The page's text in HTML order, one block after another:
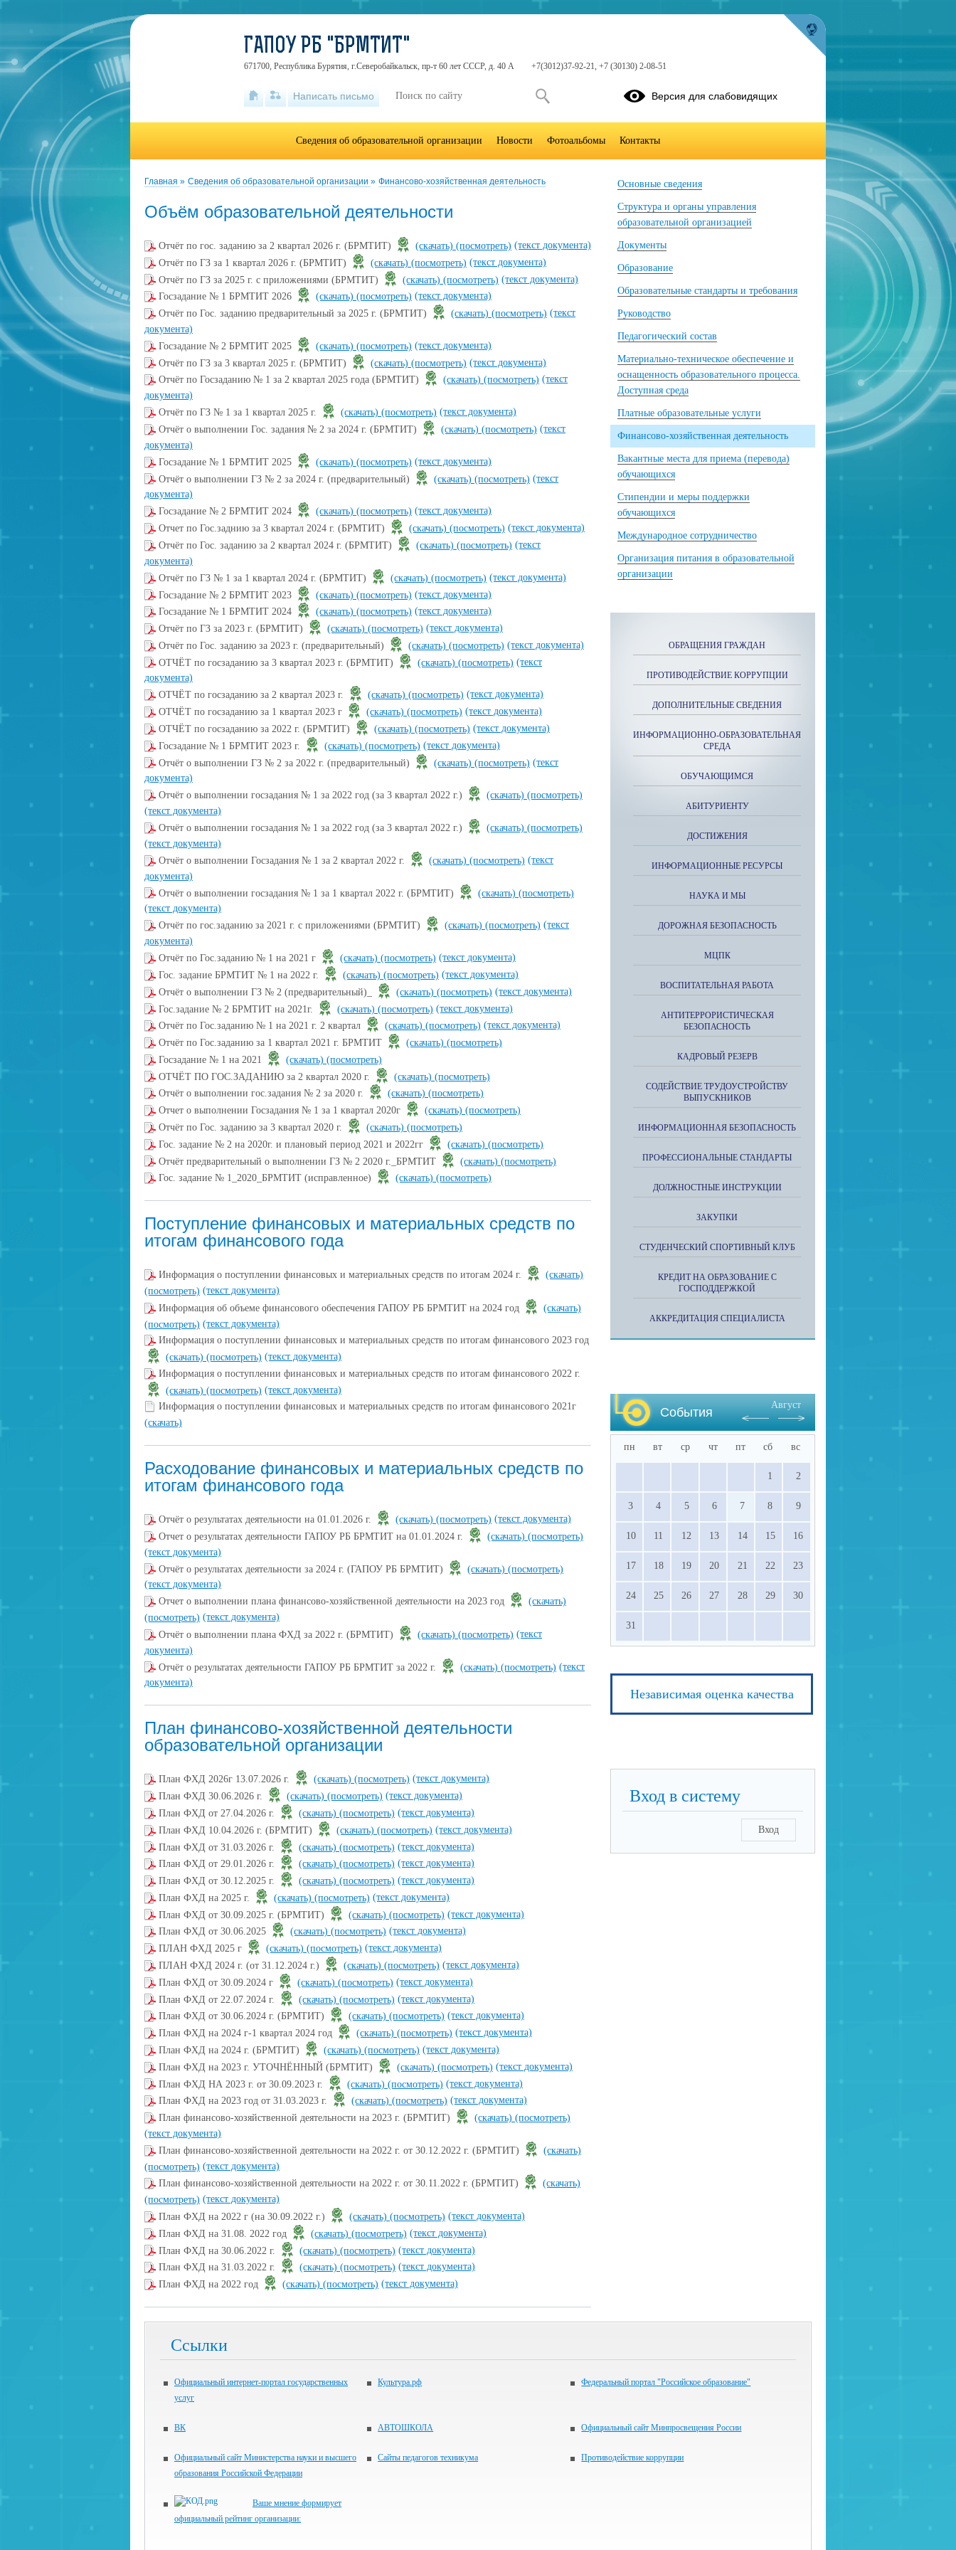
Главная » Сведения об образовательной организации » Финансово-хозяйственная деятельность
Объём образовательной деятельности
Отчёт по гос. заданию за 2 квартал 2026 г. (БРМТИТ) (скачать) (посмотреть) (текст документа)
Отчёт по ГЗ за 1 квартал 2026 г. (БРМТИТ)
(скачать) (посмотреть) (текст документа)
Отчёт по ГЗ за 2025 г. с приложениями (БРМТИТ)
(скачать) (посмотреть) (текст документа)
Госзадание № 1 БРМТИТ 2026
(скачать) (посмотреть) (текст документа)
Отчёт по Гос. заданию предварительный за 2025 г. (БРМТИТ)
(скачать) (посмотреть) (текст
документа)
Госзадание № 2 БРМТИТ 2025
(скачать) (посмотреть) (текст документа)
Отчёт по ГЗ за 3 квартал 2025 г. (БРМТИТ)
(скачать) (посмотреть) (текст документа)
Отчёт по Госзаданию № 1 за 2 квартал 2025 года (БРМТИТ)
(скачать) (посмотреть) (текст
документа)
Отчёт по ГЗ № 1 за 1 квартал 2025 г.
(скачать) (посмотреть) (текст документа)
Отчёт о выполнении Гос. задания № 2 за 2024 г. (БРМТИТ)
(скачать) (посмотреть) (текст
документа)
Госзадание № 1 БРМТИТ 2025
(скачать) (посмотреть) (текст документа)
Отчёт о выполнении ГЗ № 2 за 2024 г. (предварительный)
(скачать) (посмотреть) (текст
документа)
Госзадание № 2 БРМТИТ 2024
(скачать) (посмотреть) (текст документа)
Отчет по Гос.заднию за 3 квартал 2024 г. (БРМТИТ)
(скачать) (посмотреть) (текст документа)
Отчёт по Гос. заданию за 2 квартал 2024 г. (БРМТИТ)
(скачать) (посмотреть) (текст
документа)
Отчёт по ГЗ № 1 за 1 квартал 2024 г. (БРМТИТ)
(скачать) (посмотреть) (текст документа)
Госзадание № 2 БРМТИТ 2023
(скачать) (посмотреть) (текст документа)
Госзадание № 1 БРМТИТ 2024
(скачать) (посмотреть) (текст документа)
Отчёт по ГЗ за 2023 г. (БРМТИТ)
(скачать) (посмотреть) (текст документа)
Отчёт по Гос. заданию за 2023 г. (предварительный)
(скачать) (посмотреть) (текст документа)
ОТЧЁТ по госзаданию за 3 квартал 2023 г. (БРМТИТ)
(скачать) (посмотреть) (текст
документа)
ОТЧЁТ по госзаданию за 2 квартал 2023 г.
(скачать) (посмотреть) (текст документа)
ОТЧЁТ по госзаданию за 1 квартал 2023 г
(скачать) (посмотреть) (текст документа)
ОТЧЁТ по госзаданию за 2022 г. (БРМТИТ)
(скачать) (посмотреть) (текст документа)
Госзадание № 1 БРМТИТ 2023 г.
(скачать) (посмотреть) (текст документа)
Отчёт о выполнении ГЗ № 2 за 2022 г. (предварительный)
(скачать) (посмотреть) (текст
документа)
Отчёт о выполнении госзадания № 1 за 2022 год (за 3 квартал 2022 г.)
(скачать) (посмотреть)
(текст документа)
Отчёт о выполнении госзадания № 1 за 2022 год (за 3 квартал 2022 г.)
(скачать) (посмотреть)
(текст документа)
Отчёт о выполнении Госзадания № 1 за 2 квартал 2022 г.
(скачать) (посмотреть) (текст
документа)
Отчёт о выполнении госзадания № 1 за 1 квартал 2022 г. (БРМТИТ)
(скачать) (посмотреть)
(текст документа)
Отчёт по гос.заданию за 2021 г. с приложениями (БРМТИТ)
(скачать) (посмотреть) (текст
документа)
Отчёт по Гос.заданию № 1 на 2021 г
(скачать) (посмотреть) (текст документа)
Гос. задание БРМТИТ № 1 на 2022 г.
(скачать) (посмотреть) (текст документа)
Отчёт о выполнении ГЗ № 2 (предварительный)_
(скачать) (посмотреть) (текст документа)
Гос.задание № 2 БРМТИТ на 2021г.
(скачать) (посмотреть) (текст документа)
Отчёт по Гос.заданию № 1 на 2021 г. 2 квартал
(скачать) (посмотреть) (текст документа)
Отчёт по Гос.заданию за 1 квартал 2021 г. БРМТИТ
(скачать) (посмотреть)
Госзадание № 1 на 2021
(скачать) (посмотреть)
ОТЧЁТ ПО ГОС.ЗАДАНИЮ за 2 квартал 2020 г.
(скачать) (посмотреть)
Отчёт о выполнении гос.задания № 2 за 2020 г.
(скачать) (посмотреть)
Отчет о выполнении Госзадания № 1 за 1 квартал 2020г
(скачать) (посмотреть)
Отчёт по Гос. заданию за 3 квартал 2020 г.
(скачать) (посмотреть)
Гос. задание № 2 на 2020г. и плановый период 2021 и 2022гг
(скачать) (посмотреть)
Отчёт предварительный о выполнении ГЗ № 2 2020 г._БРМТИТ
(скачать) (посмотреть)
Гос. задание № 1_2020_БРМТИТ (исправленное)
(скачать) (посмотреть)
Поступление финансовых и материальных средств по
итогам финансового года
Информация о поступлении финансовых и материальных средств по итогам 2024 г.
(скачать)
(посмотреть) (текст документа)
Информация об объеме финансового обеспечения ГАПОУ РБ БРМТИТ на 2024 год
(скачать)
(посмотреть) (текст документа)
Информация о поступлении финансовых и материальных средств по итогам финансового 2023 год
(скачать) (посмотреть) (текст документа)
Информация о поступлении финансовых и материальных средств по итогам финансового 2022 г.
(скачать) (посмотреть) (текст документа)
Информация о поступлении финансовых и материальных средств по итогам финансового 2021г
(скачать)
Расходование финансовых и материальных средств по
итогам финансового года
Отчёт о результатах деятельности на 01.01.2026 г. (скачать) (посмотреть) (текст документа)
Отчет о результатах деятельности ГАПОУ РБ БРМТИТ на 01.01.2024 г.
(скачать) (посмотреть)
(текст документа)
Отчёт о результатах деятельности за 2024 г. (ГАПОУ РБ БРМТИТ)
(скачать) (посмотреть)
(текст документа)
Отчет о выполнении плана финансово-хозяйственной деятельности на 2023 год
(скачать)
(посмотреть) (текст документа)
Отчёт о выполнении плана ФХД за 2022 г. (БРМТИТ)
(скачать) (посмотреть) (текст
документа)
Отчёт о результатах деятельности ГАПОУ РБ БРМТИТ за 2022 г.
(скачать) (посмотреть) (текст
документа)
План финансово-хозяйственной деятельности
образовательной организации
План ФХД 2026г 13.07.2026 г. (скачать) (посмотреть) (текст документа)
План ФХД 30.06.2026 г.
(скачать) (посмотреть) (текст документа)
План ФХД от 27.04.2026 г.
(скачать) (посмотреть) (текст документа)
План ФХД 10.04.2026 г. (БРМТИТ)
(скачать) (посмотреть) (текст документа)
План ФХД от 31.03.2026 г.
(скачать) (посмотреть) (текст документа)
План ФХД от 29.01.2026 г.
(скачать) (посмотреть) (текст документа)
План ФХД от 30.12.2025 г.
(скачать) (посмотреть) (текст документа)
План ФХД на 2025 г.
(скачать) (посмотреть) (текст документа)
План ФХД от 30.09.2025 г. (БРМТИТ)
(скачать) (посмотреть) (текст документа)
План ФХД от 30.06.2025
(скачать) (посмотреть) (текст документа)
ПЛАН ФХД 2025 г
(скачать) (посмотреть) (текст документа)
ПЛАН ФХД 2024 г. (от 31.12.2024 г.)
(скачать) (посмотреть) (текст документа)
План ФХД от 30.09.2024 г
(скачать) (посмотреть) (текст документа)
План ФХД от 22.07.2024 г.
(скачать) (посмотреть) (текст документа)
План ФХД от 30.06.2024 г. (БРМТИТ)
(скачать) (посмотреть) (текст документа)
План ФХД на 2024 г-1 квартал 2024 год
(скачать) (посмотреть) (текст документа)
План ФХД на 2024 г. (БРМТИТ)
(скачать) (посмотреть) (текст документа)
План ФХД на 2023 г. УТОЧНЁННЫЙ (БРМТИТ)
(скачать) (посмотреть) (текст документа)
План ФХД НА 2023 г. от 30.09.2023 г.
(скачать) (посмотреть) (текст документа)
План ФХД на 2023 год от 31.03.2023 г.
(скачать) (посмотреть) (текст документа)
План финансово-хозяйственной деятельности на 2023 г. (БРМТИТ)
(скачать) (посмотреть)
(текст документа)
План финансово-хозяйственной деятельности на 2022 г. от 30.12.2022 г. (БРМТИТ)
(скачать)
(посмотреть) (текст документа)
План финансово-хозяйственной деятельности на 2022 г. от 30.11.2022 г. (БРМТИТ)
(скачать)
(посмотреть) (текст документа)
План ФХД на 2022 г (на 30.09.2022 г.)
(скачать) (посмотреть) (текст документа)
План ФХД на 31.08. 2022 год
(скачать) (посмотреть) (текст документа)
План ФХД на 30.06.2022 г.
(скачать) (посмотреть) (текст документа)
План ФХД на 31.03.2022 г.
(скачать) (посмотреть) (текст документа)
План ФХД на 2022 год
(скачать) (посмотреть) (текст документа)
Основные сведения
Структура и органы управления
образовательной организацией
Документы
Образование
Образовательные стандарты и требования
Руководство
Педагогический состав
Материально-техническое обеспечение и
оснащенность образовательного процесса.
Доступная среда
Платные образовательные услуги
Финансово-хозяйственная деятельность
Вакантные места для приема (перевода)
обучающихся
Стипендии и меры поддержки
обучающихся
Международное сотрудничество
Организация питания в образовательной
организации
ОБРАЩЕНИЯ ГРАЖДАН
ПРОТИВОДЕЙСТВИЕ КОРРУПЦИИ
ДОПОЛНИТЕЛЬНЫЕ СВЕДЕНИЯ
ИНФОРМАЦИОННО-ОБРАЗОВАТЕЛЬНАЯ
СРЕДА
ОБУЧАЮЩИМСЯ
АБИТУРИЕНТУ
ДОСТИЖЕНИЯ
ИНФОРМАЦИОННЫЕ РЕСУРСЫ
НАУКА И МЫ
ДОРОЖНАЯ БЕЗОПАСНОСТЬ
МЦПК
ВОСПИТАТЕЛЬНАЯ РАБОТА
АНТИТЕРРОРИСТИЧЕСКАЯ
БЕЗОПАСНОСТЬ
КАДРОВЫЙ РЕЗЕРВ
СОДЕЙСТВИЕ ТРУДОУСТРОЙСТВУ
ВЫПУСКНИКОВ
ИНФОРМАЦИОННАЯ БЕЗОПАСНОСТЬ
ПРОФЕССИОНАЛЬНЫЕ СТАНДАРТЫ
ДОЛЖНОСТНЫЕ ИНСТРУКЦИИ
ЗАКУПКИ
СТУДЕНЧЕСКИЙ СПОРТИВНЫЙ КЛУБ
КРЕДИТ НА ОБРАЗОВАНИЕ С
ГОСПОДДЕРЖКОЙ
АККРЕДИТАЦИЯ СПЕЦИАЛИСТА
События
Август
пн вт ср чт пт сб вс
1 2
3 4 5 6 7 8 9
10 11 12 13 14 15 16
17 18 19 20 21 22 23
24 25 26 27 28 29 30
31
Независимая оценка качества
Вход в систему
Вход
Ссылки
Официальный интернет-портал государственных
услуг
Культура.рф Федеральный портал "Российское образование"
ВК АВТОШКОЛА Официальный сайт Минпросвещения России
Официальный сайт Министерства науки и высшего
образования Российской Федерации
Сайты педагогов техникума Противодействие коррупции
Ваше мнение формирует
официальный рейтинг организации:
ГАПОУ РБ "БРМТИТ"
671700, Республика Бурятия, г.Северобайкальск, пр-т 60 лет СССР, д. 40 А +7(3012)37-92-21, +7 (30130) 2-08-51
Написать письмо Версия для слабовидящих
Сведения об образовательной организации Новости Фотоальбомы Контакты